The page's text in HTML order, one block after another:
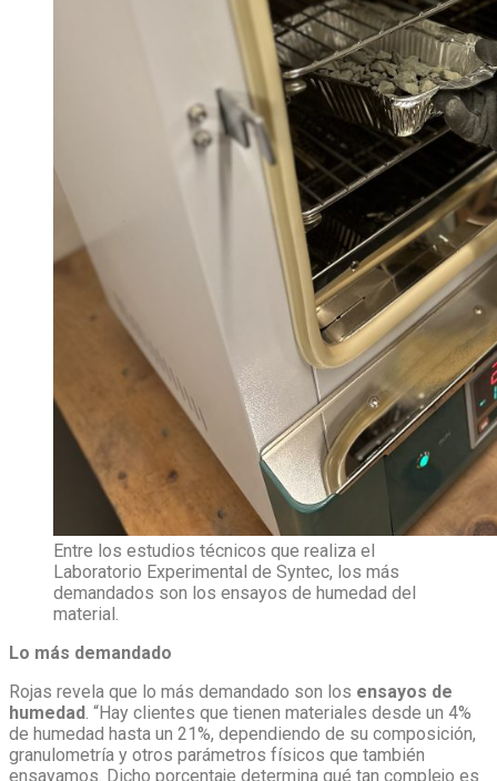
Entre los estudios técnicos que realiza el
Laboratorio Experimental de Syntec, los más
demandados son los ensayos de humedad del
material.
Lo más demandado
Rojas revela que lo más demandado son los ensayos de
humedad. “Hay clientes que tienen materiales desde un 4%
de humedad hasta un 21%, dependiendo de su composición,
granulometría y otros parámetros físicos que también
ensayamos. Dicho porcentaje determina qué tan complejo es